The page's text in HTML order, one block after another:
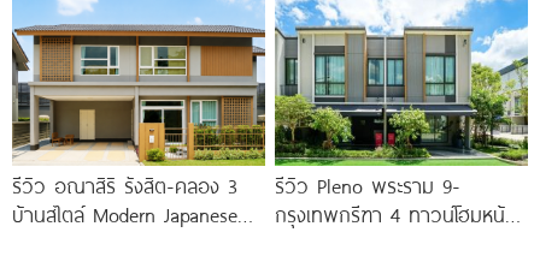
ทะเลสาบ ทำเลใกล้รถไฟฟ้า และ
ทางด่วน 3 สาย
เริ่ม 5.99
รีวิว อณาสิริ รังสิต-คลอง 3
บ้านสไตล์ Modern Japanese
รีวิว Pleno พระราม 9-
กรุงเทพกรีฑา 4 ทาวน์โฮมหน้า